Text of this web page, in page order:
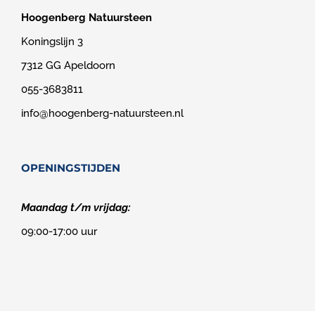
Hoogenberg Natuursteen
Koningslijn 3
7312 GG Apeldoorn
055-3683811
info@hoogenberg-natuursteen.nl
OPENINGSTIJDEN
Maandag t/m vrijdag:
09:00-17:00 uur